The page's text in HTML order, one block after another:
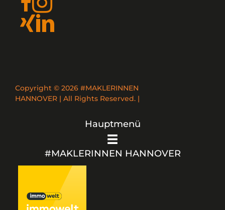
Copyright © 2026 #MAKLERINNEN
HANNOVER | All Rights Reserved. |
Hauptmenü
#MAKLERINNEN HANNOVER